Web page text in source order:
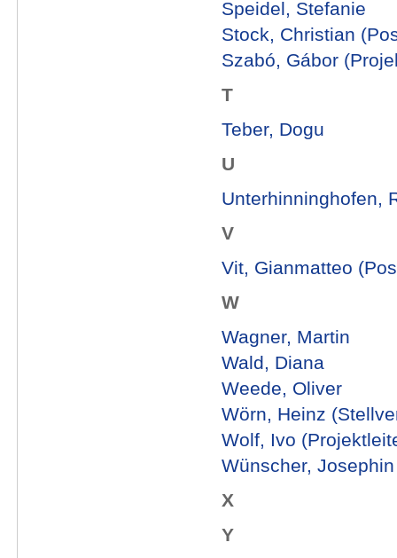
Speidel, Stefanie
Stock, Christian
Szabó, Gábor
T
Teber, Dogu
U
Unterhinninghofen,
V
Vit, Gianmatteo
W
Wagner, Martin
Wald, Diana
Weede, Oliver
Wörn, Heinz
Wolf, Ivo
Wünscher, Josephin
X
Y